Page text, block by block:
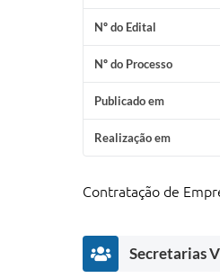
Nº do Edital
Nº do Processo
Publicado em
Realização em
Contratação de
Secretarias